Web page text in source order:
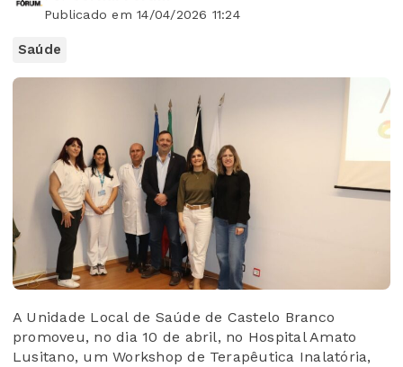
Publicado em 14/04/2026 11:24
Saúde
A Unidade Local de Saúde de Castelo Branco
promoveu, no dia 10 de abril, no Hospital Amato
Lusitano, um Workshop de Terapêutica Inalatória,